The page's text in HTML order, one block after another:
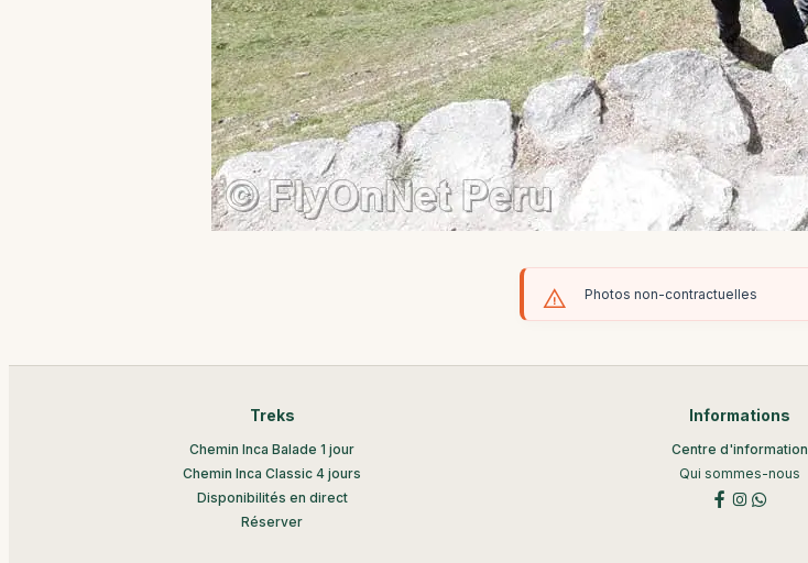
Photos non-contractuelles
Treks
Chemin Inca Balade 1 jour
Chemin Inca Classic 4 jours
Disponibilités en direct
Réserver
Informations
Centre d'information
Qui sommes-nous